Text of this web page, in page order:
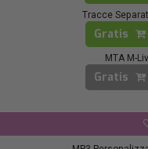
Tracce
Gratis
MTA M-
Gratis